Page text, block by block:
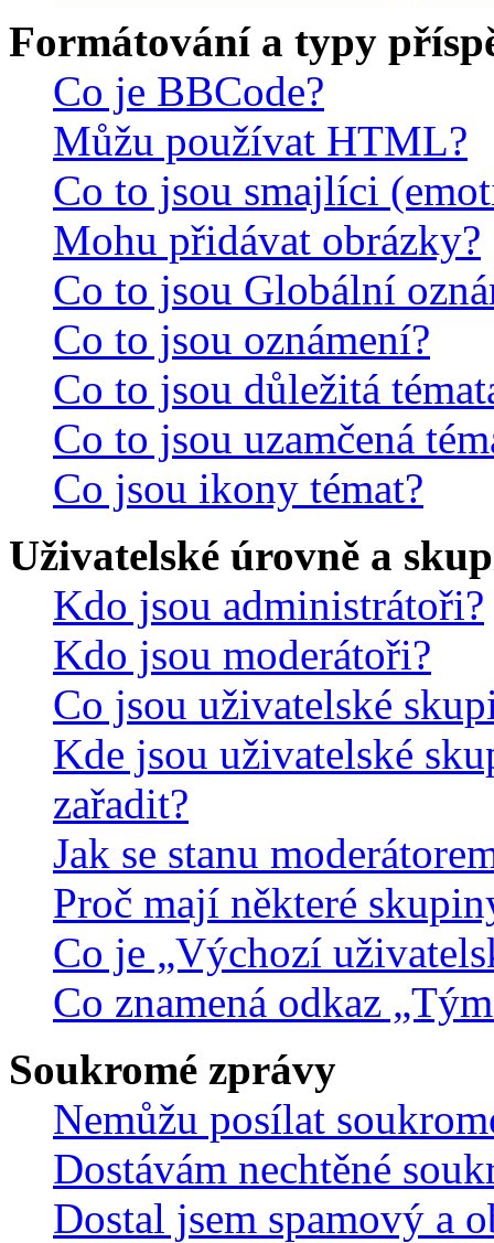
Formátování a typy
Co je BBCode?
Můžu používat HTML?
Co to jsou smajlíci
Mohu přidávat obrázky?
Co to jsou Globální
Co to jsou oznámení?
Co to jsou důležitá
Co to jsou uzamčená
Co jsou ikony témat?
Uživatelské úrovně a
Kdo jsou administrátoři?
Kdo jsou moderátoři?
Co jsou uživatelské
Kde jsou uživatelské
zařadit?
Jak se stanu
Proč mají některé
Co je „Výchozí
Co znamená odkaz
Soukromé zprávy
Nemůžu posílat
Dostávám nechtěné
Dostal jsem spamový a